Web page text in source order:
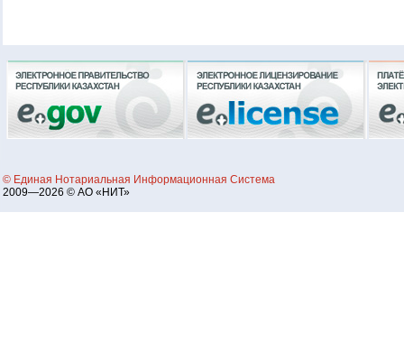
© Единая Нотариальная Информационная Система
2009—2026 © АО «НИТ»